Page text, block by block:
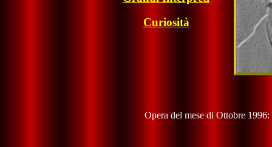
Curiosità
Opera del mese di Ottobre